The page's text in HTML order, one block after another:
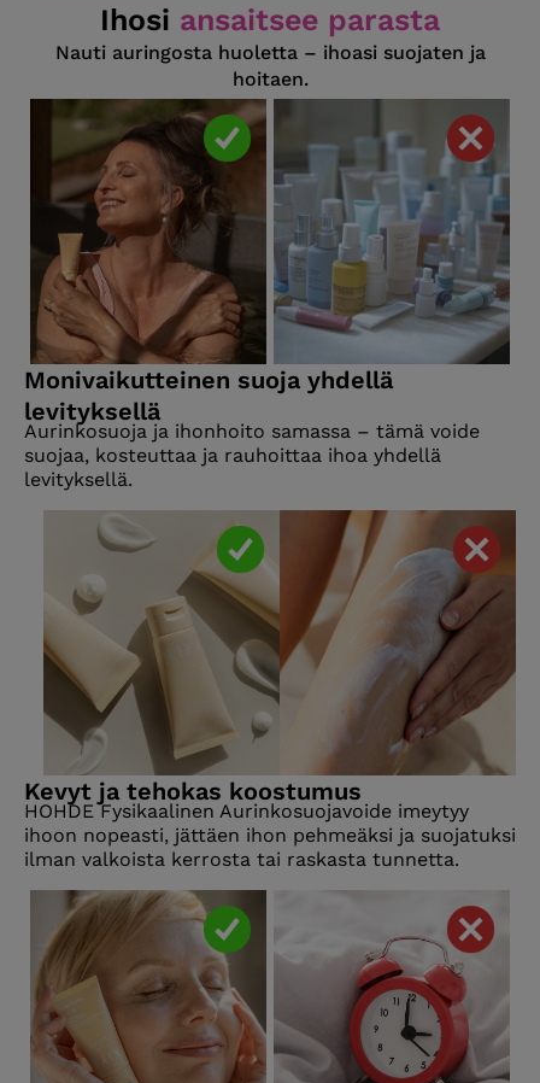
Ihosi ansaitsee parasta
Nauti auringosta huoletta – ihoasi suojaten ja
hoitaen.
Monivaikutteinen suoja yhdellä
levityksellä
Aurinkosuoja ja ihonhoito samassa – tämä voide
suojaa, kosteuttaa ja rauhoittaa ihoa yhdellä
levityksellä.
Kevyt ja tehokas koostumus
HOHDE Fysikaalinen Aurinkosuojavoide imeytyy
ihoon nopeasti, jättäen ihon pehmeäksi ja suojatuksi
ilman valkoista kerrosta tai raskasta tunnetta.